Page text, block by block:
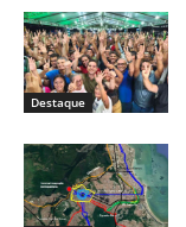
Destaque